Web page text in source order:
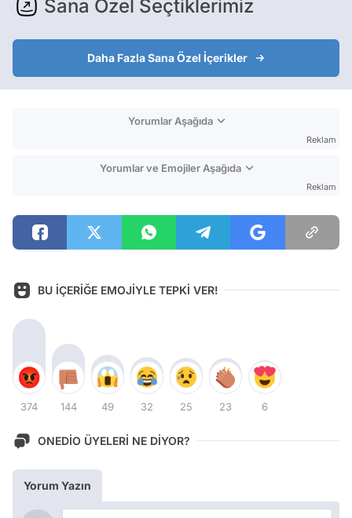
Sana Özel Seçtiklerimiz
Daha Fazla Sana Özel İçerikler
Yorumlar Aşağıda
Reklam
Yorumlar ve Emojiler Aşağıda
Reklam
BU İÇERİĞE EMOJİYLE TEPKİ VER!
374 144 49 32 25 23 6
ONEDİO ÜYELERİ NE DİYOR?
Yorum Yazın